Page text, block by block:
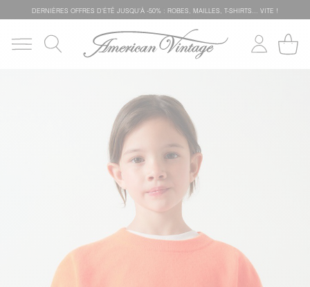
DERNIÈRES OFFRES D'ÉTÊ JUSQU'À -50% : ROBES, MAILLES, T-SHIRTS... VITE !